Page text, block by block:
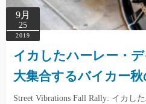
9月
25
2019
イカしたハーレー・
大集合するバイカー秋
Street Vibrations Fall Rally: イカし